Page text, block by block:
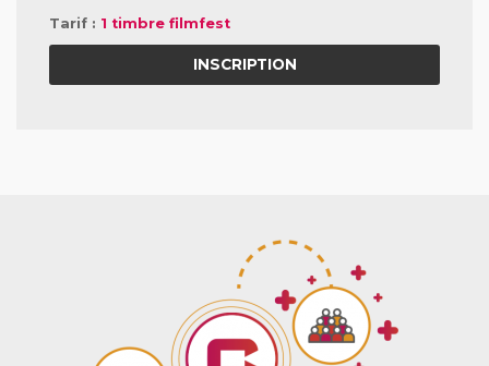
Tarif : 1 timbre filmfest
INSCRIPTION